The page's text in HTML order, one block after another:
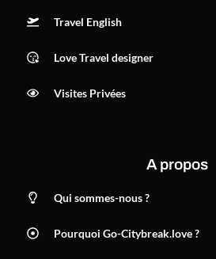
Travel English
Love Travel designer
Visites Privées
A propos
Qui sommes-nous ?
Pourquoi Go-Citybreak.love ?